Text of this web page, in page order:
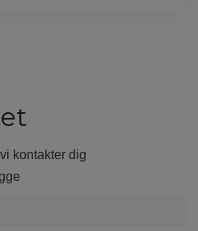
kontakter dig